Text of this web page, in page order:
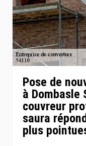
Pose de
à Dombasle
couvreur
saura
plus